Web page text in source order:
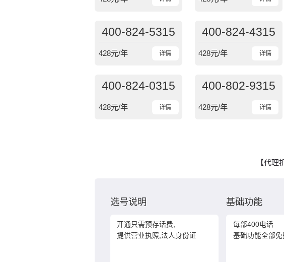
400-824-5315
详情
428元/年
400-824-4315
详情
428元/年
400-824-0315
详情
428元/年
400-802-9315
详情
428元/年
【代理
选号说明
开通只需预存话费,
提供营业执照,法人身份证
基础功能
每部400电话
基础功能全部免